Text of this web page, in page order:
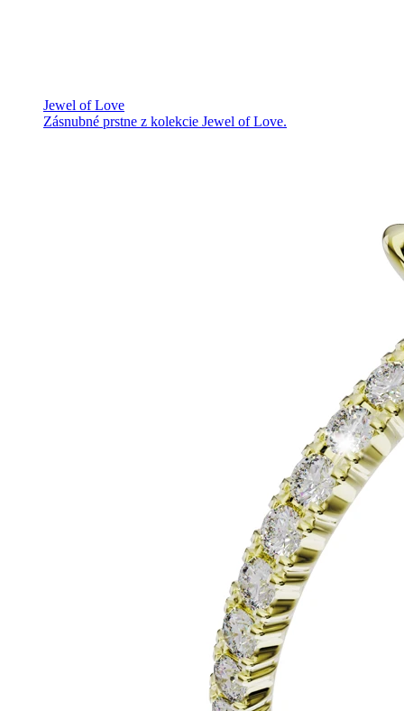
Jewel of Love
Zásnubné prstne z kolekcie Jewel of Love.